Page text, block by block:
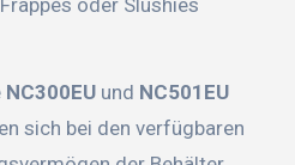
oder Slushies
NC300EUund NC501EU
sich bei den verfügbaren